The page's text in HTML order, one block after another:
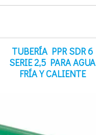
TUBERÍA PPR SDR 6
SERIE 2,5 PARA AGUA
FRÍA Y CALIENTE